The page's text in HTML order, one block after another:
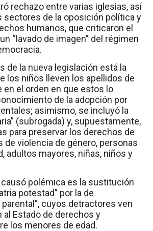
rechazo entre varias iglesias, así
sectores de la oposición política y
humanos, que criticaron el
“lavado de imagen” del régimen
de la nueva legislación está la
los niños lleven los apellidos de
en el orden en que estos lo
de la adopción por
asimismo, se incluyó la
(subrogada) y, supuestamente,
para preservar los derechos de
violencia de género, personas
adultos mayores, niñas, niños y
polémica es la sustitución
potestad” por la de
cuyos detractores ven
al Estado de derechos y
los menores de edad.